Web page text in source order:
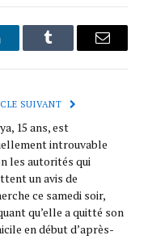
Tumblr
SUIVANT
15 ans, est
introuvable
les autorités qui
un avis de
ce samedi soir,
qu’elle a quitté son
en début d’après-